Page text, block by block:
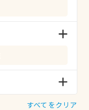
すべてをクリア